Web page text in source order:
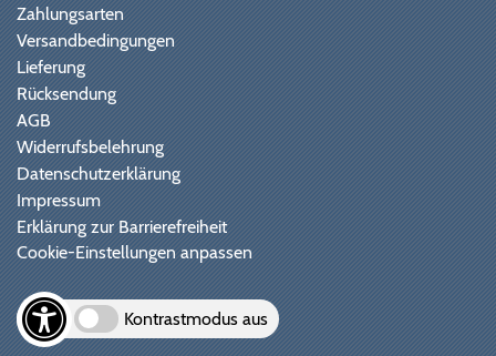
Zahlungsarten
Versandbedingungen
Lieferung
Rücksendung
AGB
Widerrufsbelehrung
Datenschutzerklärung
Impressum
Erklärung zur Barrierefreiheit
Cookie-Einstellungen anpassen
Kontrastmodus aus